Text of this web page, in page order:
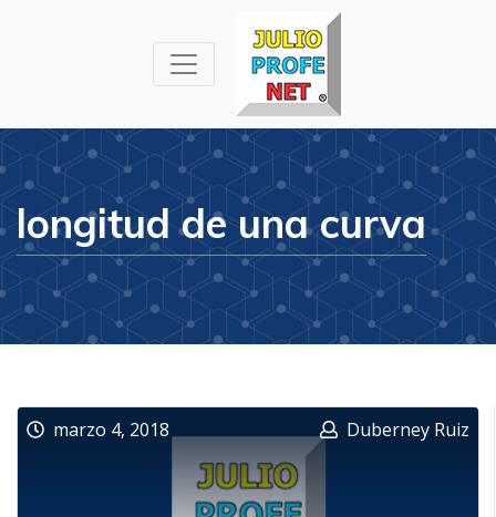
Física
longitud de una curva
marzo 4, 2018 Duberney Ruiz